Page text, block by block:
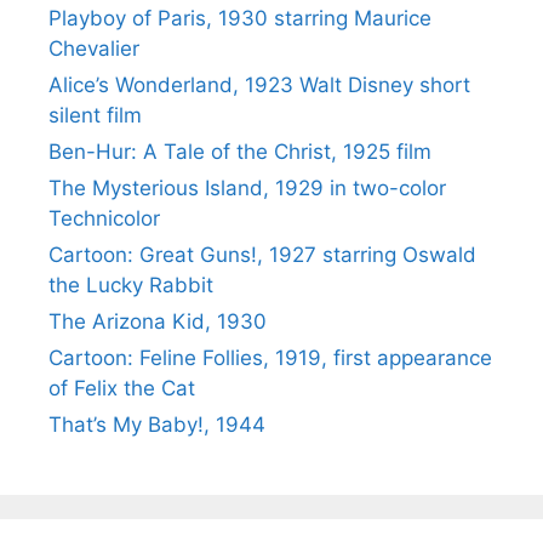
Playboy of Paris, 1930 starring Maurice
Chevalier
Alice’s Wonderland, 1923 Walt Disney short
silent film
Ben-Hur: A Tale of the Christ, 1925 film
The Mysterious Island, 1929 in two-color
Technicolor
Cartoon: Great Guns!, 1927 starring Oswald
the Lucky Rabbit
The Arizona Kid, 1930
Cartoon: Feline Follies, 1919, first appearance
of Felix the Cat
That’s My Baby!, 1944